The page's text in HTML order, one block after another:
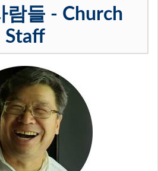
람들 - Church
Staff